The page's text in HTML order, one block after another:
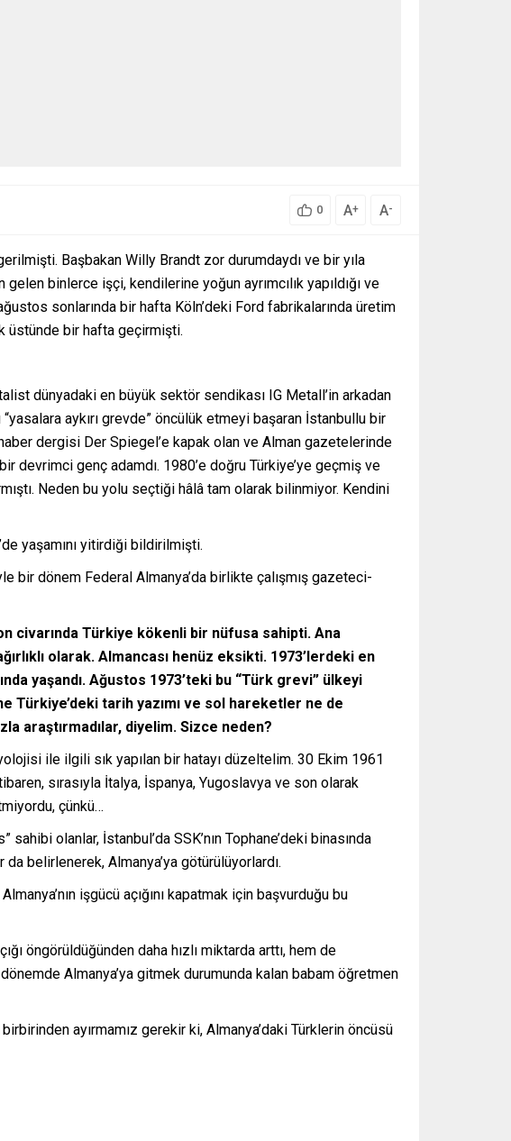
0 A+ A-
Başbakan Willy Brandt zor durumdaydı ve bir yıla
binlerce işçi, kendilerine yoğun ayrımcılık yapıldığı ve
sonlarında bir hafta Köln’deki Ford fabrikalarında üretim
üstünde bir hafta geçirmişti.
dünyadaki en büyük sektör sendikası IG Metall’in arkadan
aykırı grevde” öncülük etmeyi başaran İstanbullu bir
dergisi Der Spiegel’e kapak olan ve Alman gazetelerinde
devrimci genç adamdı. 1980’e doğru Türkiye’ye geçmiş ve
Neden bu yolu seçtiği hâlâ tam olarak bilinmiyor. Kendini
yaşamını yitirdiği bildirilmişti.
bir dönem Federal Almanya’da birlikte çalışmış gazeteci-
civarında Türkiye kökenli bir nüfusa sahipti. Ana
olarak. Almancası henüz eksikti. 1973’lerdeki en
yaşandı. Ağustos 1973’teki bu “Türk grevi” ülkeyi
Türkiye’deki tarih yazımı ve sol hareketler ne de
araştırmadılar, diyelim. Sizce neden?
ile ilgili sık yapılan bir hatayı düzeltelim. 30 Ekim 1961
sırasıyla İtalya, İspanya, Yugoslavya ve son olarak
çünkü…
olanlar, İstanbul’da SSK’nın Tophane’deki binasında
belirlenerek, Almanya’ya götürülüyorlardı.
işgücü açığını kapatmak için başvurduğu bu
öngörüldüğünden daha hızlı miktarda arttı, hem de
Almanya’ya gitmek durumunda kalan babam öğretmen
ayırmamız gerekir ki, Almanya’daki Türklerin öncüsü